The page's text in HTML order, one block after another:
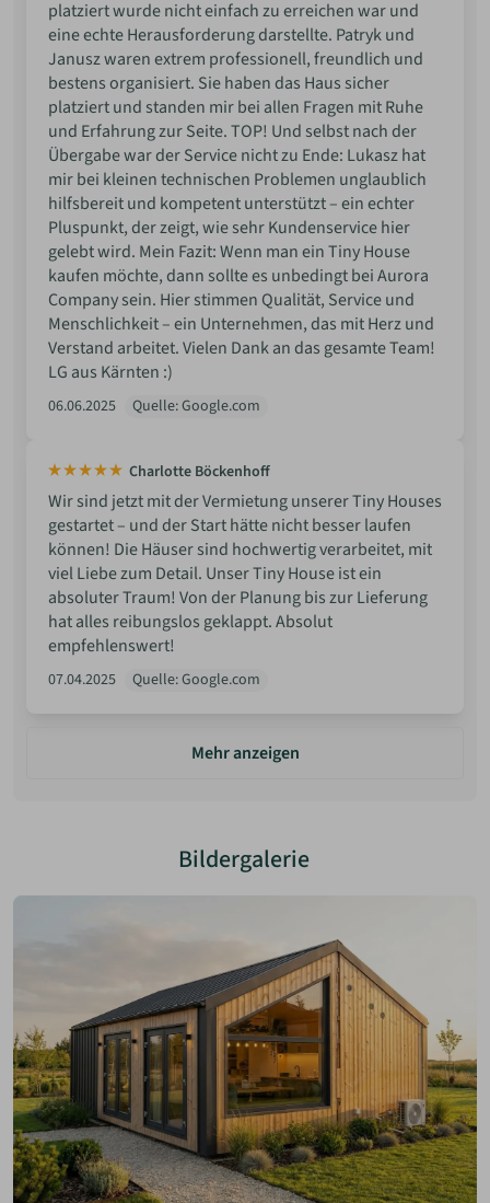
platziert wurde nicht einfach zu erreichen war und
eine echte Herausforderung darstellte. Patryk und
Janusz waren extrem professionell, freundlich und
bestens organisiert. Sie haben das Haus sicher
platziert und standen mir bei allen Fragen mit Ruhe
und Erfahrung zur Seite. TOP! Und selbst nach der
Übergabe war der Service nicht zu Ende: Lukasz hat
mir bei kleinen technischen Problemen unglaublich
hilfsbereit und kompetent unterstützt – ein echter
Pluspunkt, der zeigt, wie sehr Kundenservice hier
gelebt wird. Mein Fazit: Wenn man ein Tiny House
kaufen möchte, dann sollte es unbedingt bei Aurora
Company sein. Hier stimmen Qualität, Service und
Menschlichkeit – ein Unternehmen, das mit Herz und
Verstand arbeitet. Vielen Dank an das gesamte Team!
LG aus Kärnten :)
06.06.2025 Quelle: Google.com
Charlotte Böckenhoff
Wir sind jetzt mit der Vermietung unserer Tiny Houses
gestartet – und der Start hätte nicht besser laufen
können! Die Häuser sind hochwertig verarbeitet, mit
viel Liebe zum Detail. Unser Tiny House ist ein
absoluter Traum! Von der Planung bis zur Lieferung
hat alles reibungslos geklappt. Absolut
empfehlenswert!
07.04.2025 Quelle: Google.com
Mehr anzeigen
Bildergalerie